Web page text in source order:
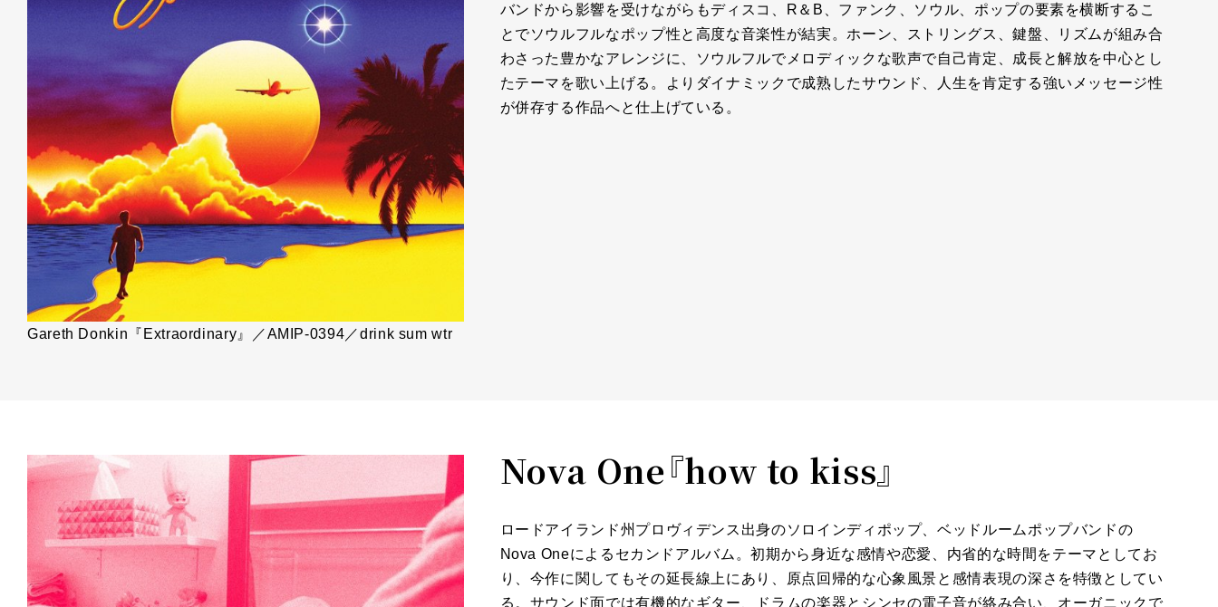
Gareth Donkin『Extraordinary』／AMIP-0394／drink sum wtr
バンドから影響を受けながらもディスコ、R＆B、ファンク、ソウル、ポップの要素を横断するこ
とでソウルフルなポップ性と高度な音楽性が結実。ホーン、ストリングス、鍵盤、リズムが組み合
わさった豊かなアレンジに、ソウルフルでメロディックな歌声で自己肯定、成長と解放を中心とし
たテーマを歌い上げる。よりダイナミックで成熟したサウンド、人生を肯定する強いメッセージ性
が併存する作品へと仕上げている。
Nova One『how to kiss』
ロードアイランド州プロヴィデンス出身のソロインディポップ、ベッドルームポップバンドの
Nova Oneによるセカンドアルバム。初期から身近な感情や恋愛、内省的な時間をテーマとしてお
り、今作に関してもその延長線上にあり、原点回帰的な心象風景と感情表現の深さを特徴としてい
る。サウンド面では有機的なギター、ドラムの楽器とシンセの電子音が絡み合い、オーガニックで